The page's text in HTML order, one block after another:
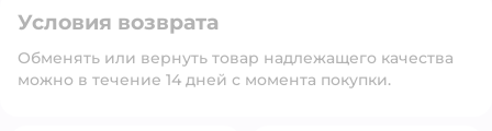
Условия возврата
Обменять или вернуть товар надлежащего качества
можно в течение 14 дней с момента покупки.